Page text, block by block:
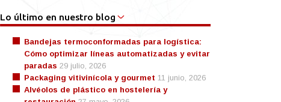
Lo último en nuestro blog
Bandejas termoconformadas para logística:
Cómo optimizar líneas automatizadas y evitar
paradas 29 julio, 2026
Packaging vitivinícola y gourmet 11 junio, 2026
Alvéolos de plástico en hostelería y